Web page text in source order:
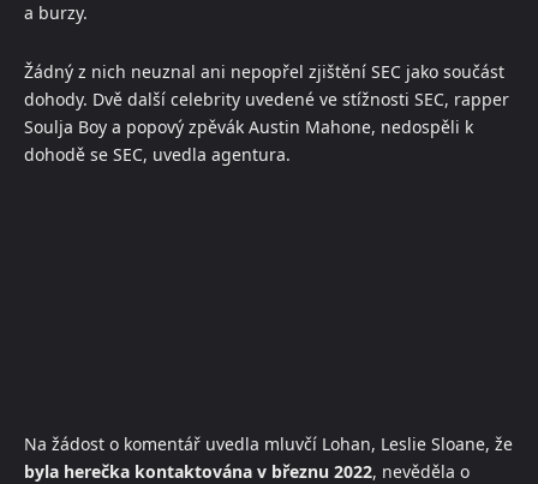
a burzy.
Žádný z nich neuznal ani nepopřel zjištění SEC jako součást
dohody. Dvě další celebrity uvedené ve stížnosti SEC, rapper
Soulja Boy a popový zpěvák Austin Mahone, nedospěli k
dohodě se SEC, uvedla agentura.
Na žádost o komentář uvedla mluvčí Lohan, Leslie Sloane, že
byla herečka kontaktována v březnu 2022, nevěděla o